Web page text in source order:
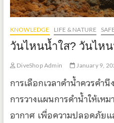
KNOWLEDGE LIFE & NATURE
วันไหนน้ำใส? วันไห
DiveShop Admin January 9,
การเลือกเวลาดำน้ำควรค
การวางแผนการดำน้ำให้เห
อากาศ เพื่อความปลอดภัย